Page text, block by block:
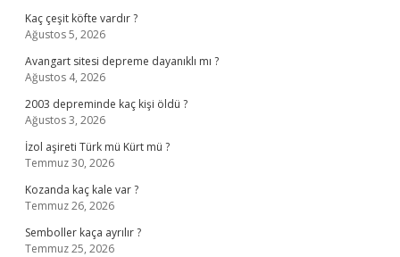
Kaç çeşit köfte vardır ?
Ağustos 5, 2026
Avangart sitesi depreme dayanıklı mı ?
Ağustos 4, 2026
2003 depreminde kaç kişi öldü ?
Ağustos 3, 2026
İzol aşireti Türk mü Kürt mü ?
Temmuz 30, 2026
Kozanda kaç kale var ?
Temmuz 26, 2026
Semboller kaça ayrılır ?
Temmuz 25, 2026